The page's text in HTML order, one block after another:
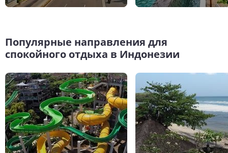
Популярные направления для
спокойного отдыха в Индонезии